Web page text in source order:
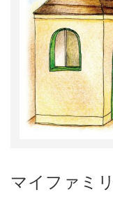
マイファミ